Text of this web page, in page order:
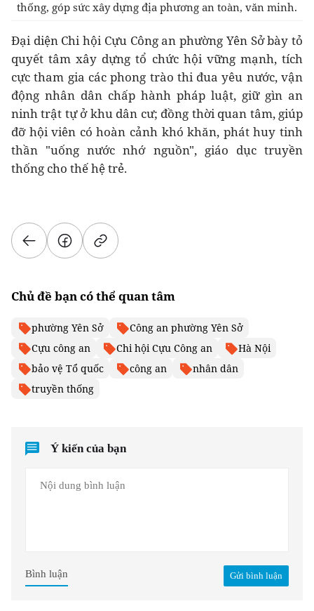
thống, góp sức xây dựng địa phương an toàn, văn minh.
Đại diện Chi hội Cựu Công an phường Yên Sở bày tỏ
quyết tâm xây dựng tổ chức hội vững mạnh, tích
cực tham gia các phong trào thi đua yêu nước, vận
động nhân dân chấp hành pháp luật, giữ gìn an
ninh trật tự ở khu dân cư; đồng thời quan tâm, giúp
đỡ hội viên có hoàn cảnh khó khăn, phát huy tinh
thần "uống nước nhớ nguồn", giáo dục truyền
thống cho thế hệ trẻ.
Chủ đề bạn có thể quan tâm
phường Yên Sở
Công an phường Yên Sở
Cựu công an
Chi hội Cựu Công an
Hà Nội
bảo vệ Tổ quốc
công an
nhân dân
truyền thống
Ý kiến của bạn
Gửi bình luận
Bình luận